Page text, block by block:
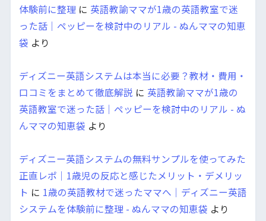
体験前に整理 に 英語教諭ママが1歳の英語教室で迷
った話｜ペッピーを検討中のリアル - ぬんママの知恵
袋 より
ディズニー英語システムは本当に必要？教材・費用・
口コミをまとめて徹底解説 に 英語教諭ママが1歳の
英語教室で迷った話｜ペッピーを検討中のリアル - ぬ
んママの知恵袋 より
ディズニー英語システムの無料サンプルを使ってみた
正直レポ｜1歳児の反応と感じたメリット・デメリッ
ト に 1歳の英語教材で迷ったママへ｜ディズニー英語
システムを体験前に整理 - ぬんママの知恵袋 より